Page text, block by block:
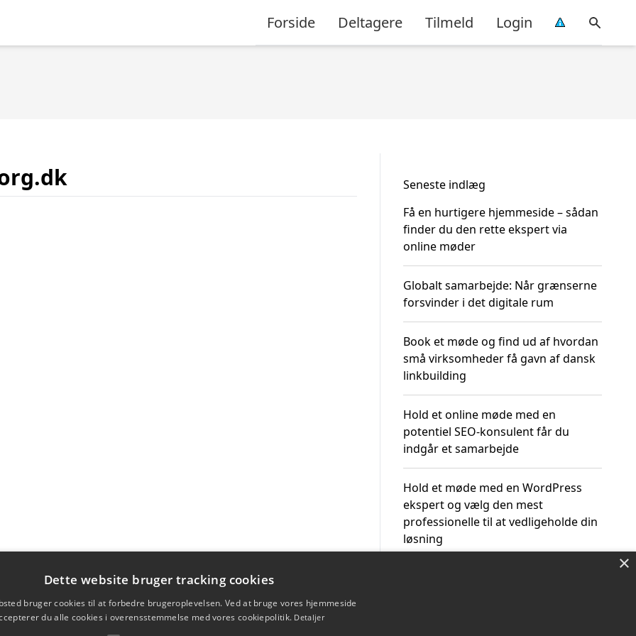
Forside Deltagere Tilmeld Login
Seneste indlæg
Få en hurtigere hjemmeside – sådan
finder du den rette ekspert via
online møder
Globalt samarbejde: Når grænserne
forsvinder i det digitale rum
Book et møde og find ud af hvordan
små virksomheder få gavn af dansk
linkbuilding
Hold et online møde med en
potentiel SEO-konsulent får du
indgår et samarbejde
Hold et møde med en WordPress
ekspert og vælg den mest
professionelle til at vedligeholde din
løsning
×
Dette website bruger tracking cookies
bruger cookies til at forbedre brugeroplevelsen. Ved at bruge vores hjemmeside
du alle cookies i overensstemmelse med vores cookiepolitik. Detaljer